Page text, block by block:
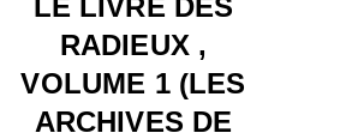
RADIEUX ,
VOLUME 1 (LES
ARCHIVES DE